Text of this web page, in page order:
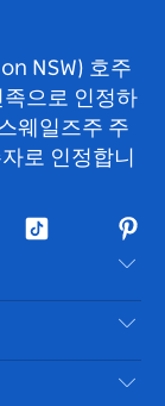
NSW) 호주
으로 인정하
웨일즈주 주
로 인정합니
틱
핀
터
레
스
트